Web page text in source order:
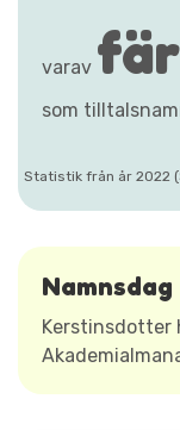
varav
som
Statistik från år 2022
Namnsdag
Kerstinsdotter